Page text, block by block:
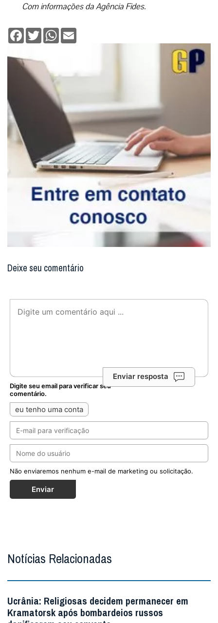
Com informações da Agência Fides.
Facebook
TwitterWhatsApp
Deixe seu comentário
Enviar resposta
Digite seu email para verificar seu
comentário.
eu tenho uma conta
Não enviaremos nenhum e-mail de marketing ou solicitação.
Enviar
Notícias Relacionadas
Ucrânia: Religiosas decidem permanecer em
Kramatorsk após bombardeios russos